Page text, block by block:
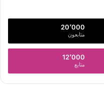
20٬000
متابعون
12٬000
متابع